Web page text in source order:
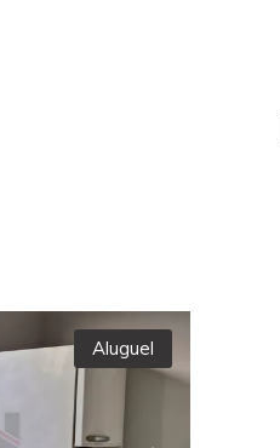
Aluguel